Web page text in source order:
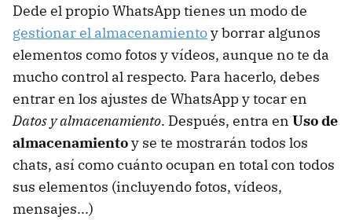
Dede el propio WhatsApp tienes un modo de
gestionar el almacenamientoy borrar algunos
elementos como fotos y vídeos, aunque no te da
mucho control al respecto. Para hacerlo, debes
entrar en los ajustes de WhatsApp y tocar en
Datos y almacenamiento. Después, entra en Uso de
almacenamientoy se te mostrarán todos los
chats, así como cuánto ocupan en total con todos
sus elementos (incluyendo fotos, vídeos,
mensajes...)